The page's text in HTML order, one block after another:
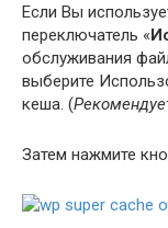
Если Вы
переключатель «
обслуживания
выберите
кеша. (
Затем нажмите